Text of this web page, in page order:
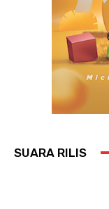
SUARA RILIS